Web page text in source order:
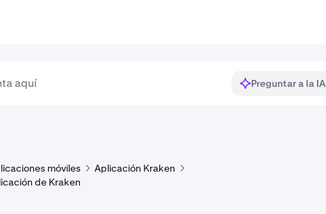
Preguntar a la IA
móviles
Aplicación Kraken
de Kraken